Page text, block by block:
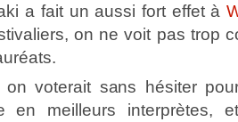
a fait un aussi fort effet à
on ne voit pas trop
voterait sans hésiter
en meilleurs interprètes,